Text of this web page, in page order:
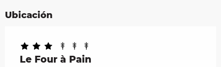
Ubicación
Le Four à Pain